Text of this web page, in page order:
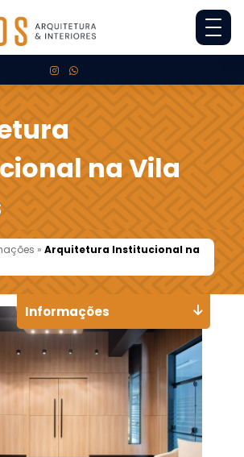
na Vila
»Arquitetura Institucional na
Informações